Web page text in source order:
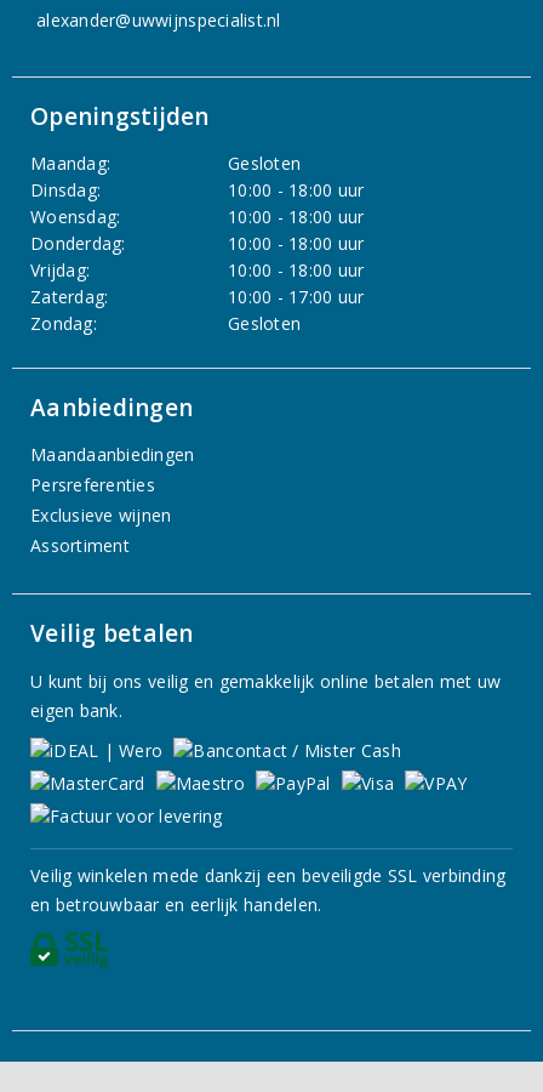
alexander@uwwijnspecialist.nl
Openingstijden
Maandag:
Gesloten
Dinsdag:
10:00 - 18:00 uur
Woensdag:
10:00 - 18:00 uur
Donderdag:
10:00 - 18:00 uur
Vrijdag:
10:00 - 18:00 uur
Zaterdag:
10:00 - 17:00 uur
Zondag:
Gesloten
Aanbiedingen
Maandaanbiedingen
Persreferenties
Exclusieve wijnen
Assortiment
Veilig betalen
U kunt bij ons veilig en gemakkelijk online betalen met uw
eigen bank.
Veilig winkelen mede dankzij een beveiligde SSL verbinding
en betrouwbaar en eerlijk handelen.